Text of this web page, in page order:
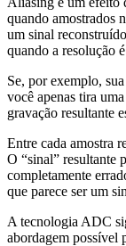
quando amostrados
um sinal
quando a resolução
Se, por exemplo,
você apenas tira
gravação resultante
Entre cada amostra
O “sinal” resultante
completamente
que parece ser um
A tecnologia ADC
abordagem possível